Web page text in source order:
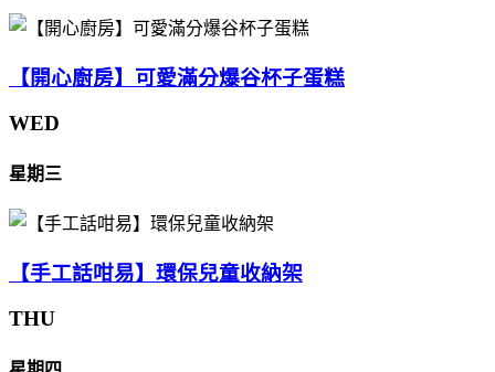
【開心廚房】可愛滿分爆谷杯子蛋糕
WED
星期三
【手工話咁易】環保兒童收納架
THU